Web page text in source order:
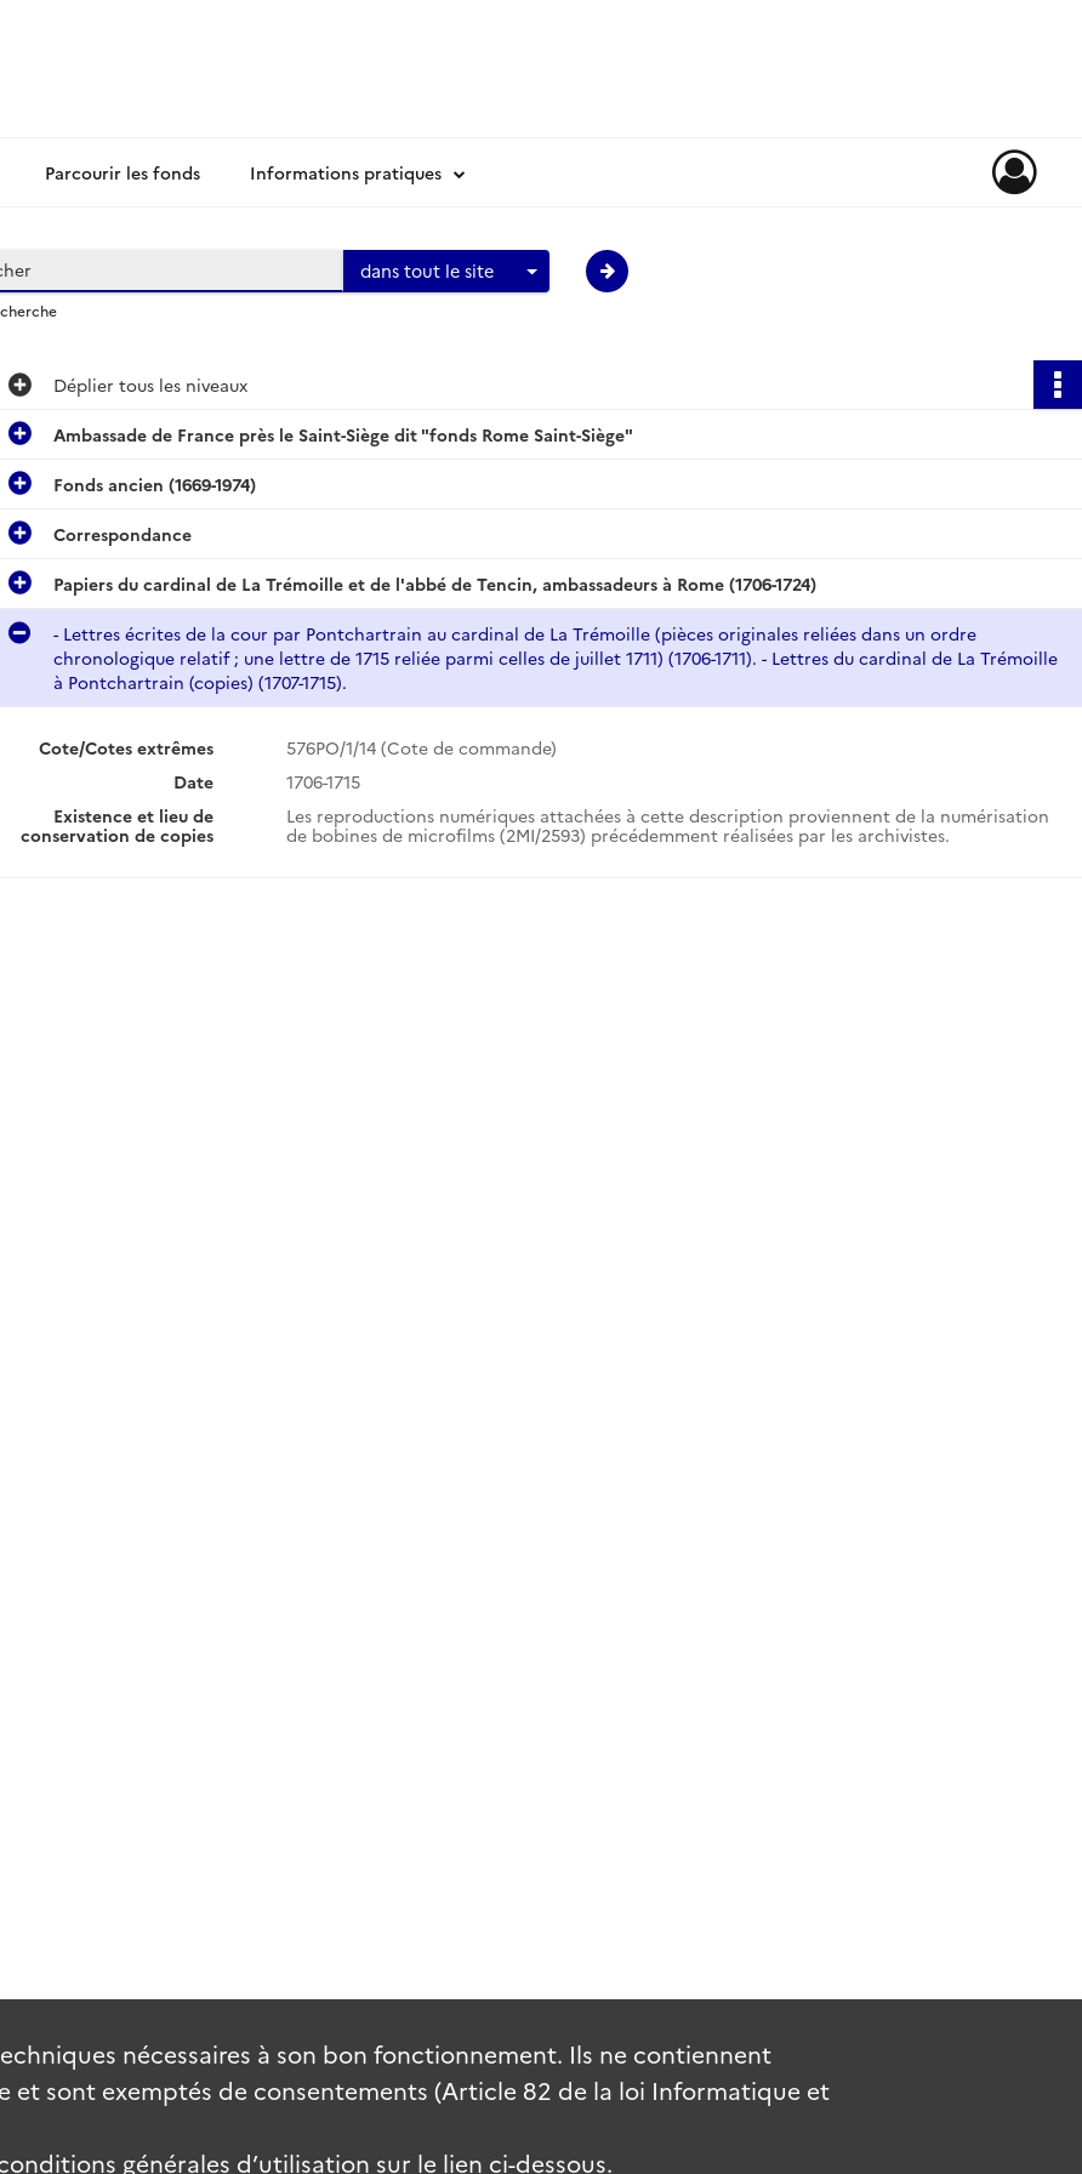
Parcourir les fonds Informations pratiques
dans tout le site
- Lettres écrites de la cour par Pontchartrain au cardinal de La Trémoille (pièces originales reliées dans un ordre chronologique relatif ; une lettre de 1715 reliée parmi celles de juillet 1711) (1706-1711). - Lettres du cardinal de La Trémoille à Pontchartrain (copies) (1707-1715).
Déplier tous les niveaux
Ambassade de France près le Saint-Siège dit "fonds Rome Saint-Siège"
Fonds ancien (1669-1974)
Correspondance
Papiers du cardinal de La Trémoille et de l'abbé de Tencin, ambassadeurs à Rome (1706-1724)
- Lettres écrites de la cour par Pontchartrain au cardinal de La Trémoille (pièces originales reliées dans un ordre
chronologique relatif ; une lettre de 1715 reliée parmi celles de juillet 1711) (1706-1711). - Lettres du cardinal de La Trémoille
à Pontchartrain (copies) (1707-1715).
Cote/Cotes extrêmes
576PO/1/14 (Cote de commande)
Date
1706-1715
Existence et lieu de
conservation de copies
Les reproductions numériques attachées à cette description proviennent de la numérisation
de bobines de microfilms (2MI/2593) précédemment réalisées par les archivistes.
nécessaires à son bon fonctionnement. Ils ne contiennent
et sont exemptés de consentements (Article 82 de la loi Informatique et
générales d’utilisation sur le lien ci-dessous.